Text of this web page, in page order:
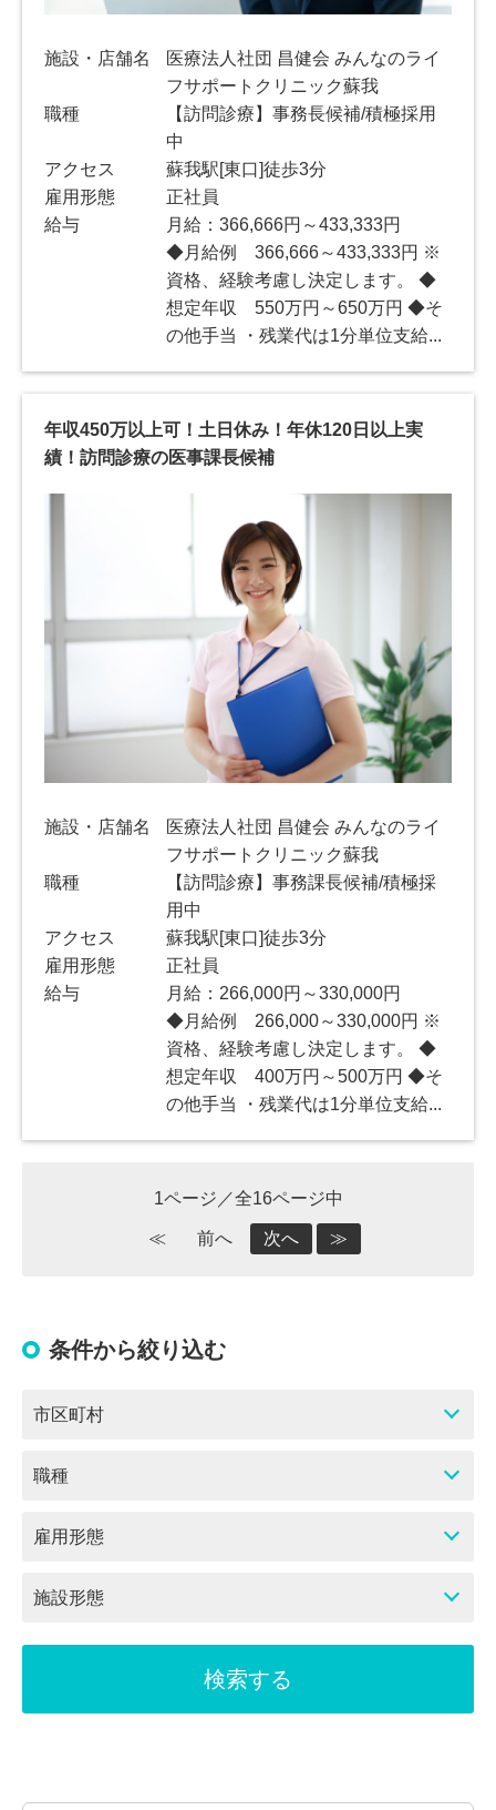
施設・店舗名
医療法人社団 昌健会 みんなのライ
フサポートクリニック蘇我
職種
【訪問診療】事務長候補/積極採用
中
アクセス
蘇我駅[東口]徒歩3分
雇用形態
正社員
給与
月給：366,666円～433,333円
◆月給例 366,666～433,333円 ※
資格、経験考慮し決定します。 ◆
想定年収 550万円～650万円 ◆そ
の他手当 ・残業代は1分単位支給...
年収450万以上可！土日休み！年休120日以上実
績！訪問診療の医事課長候補
施設・店舗名
医療法人社団 昌健会 みんなのライ
フサポートクリニック蘇我
職種
【訪問診療】事務課長候補/積極採
用中
アクセス
蘇我駅[東口]徒歩3分
雇用形態
正社員
給与
月給：266,000円～330,000円
◆月給例 266,000～330,000円 ※
資格、経験考慮し決定します。 ◆
想定年収 400万円～500万円 ◆そ
の他手当 ・残業代は1分単位支給...
1ページ／全16ページ中
≪ 前へ 次へ ≫
条件から絞り込む
市区町村
職種
雇用形態
施設形態